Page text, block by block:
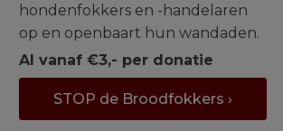
hondenfokkers en -handelaren
op en openbaart hun wandaden.
Al vanaf €3,- per donatie
STOP de Broodfokkers ›